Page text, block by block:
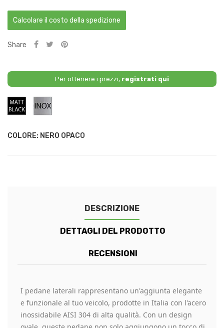
Calcolare il costo della spedizione
Share
Per ottenere i prezzi, registrati qui
COLORE: NERO OPACO
Nero
Opaco
DESCRIZIONE
DETTAGLI DEL PRODOTTO
RECENSIONI
I pedane laterali rappresentano un'aggiunta elegante
e funzionale al tuo veicolo, prodotte in Italia con l'acero
inossidabile AISI 304 di alta qualità. Con un design